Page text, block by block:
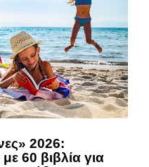
2026:
60 βιβλία για